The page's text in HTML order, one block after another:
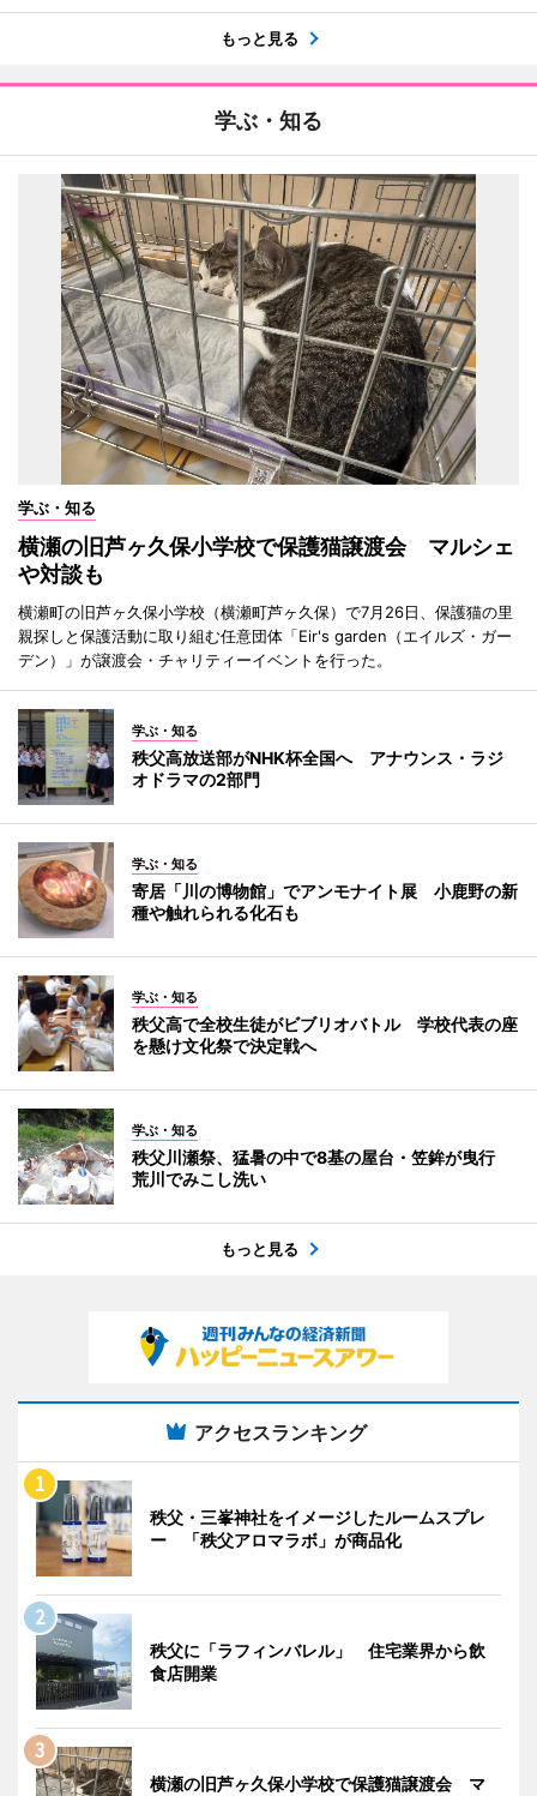
もっと見る
学ぶ・知る
学ぶ・知る
横瀬の旧芦ヶ久保小学校で保護猫譲渡会 マルシェ
や対談も
横瀬町の旧芦ヶ久保小学校（横瀬町芦ヶ久保）で7月26日、保護猫の里
親探しと保護活動に取り組む任意団体「Eir's garden（エイルズ・ガー
デン）」が譲渡会・チャリティーイベントを行った。
学ぶ・知る
秩父高放送部がNHK杯全国へ アナウンス・ラジ
オドラマの2部門
学ぶ・知る
寄居「川の博物館」でアンモナイト展 小鹿野の新
種や触れられる化石も
学ぶ・知る
秩父高で全校生徒がビブリオバトル 学校代表の座
を懸け文化祭で決定戦へ
学ぶ・知る
秩父川瀬祭、猛暑の中で8基の屋台・笠鉾が曳行
荒川でみこし洗い
もっと見る
アクセスランキング
秩父・三峯神社をイメージしたルームスプレ
ー 「秩父アロマラボ」が商品化
秩父に「ラフィンバレル」 住宅業界から飲
食店開業
横瀬の旧芦ヶ久保小学校で保護猫譲渡会 マ